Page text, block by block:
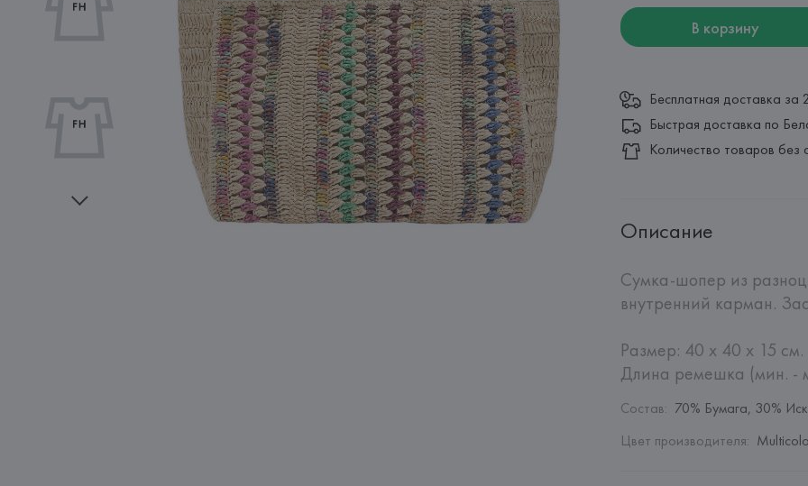
В корзину
Бесплатная доставка за
Быстрая доставка по
Количество товаров без
Описание
Сумка-шопер из
внутренний карман.
Размер: 40 x 40 x 15 см.
Длина ремешка (мин. -
Состав: 70% Бумага, 30%
Цвет производителя: